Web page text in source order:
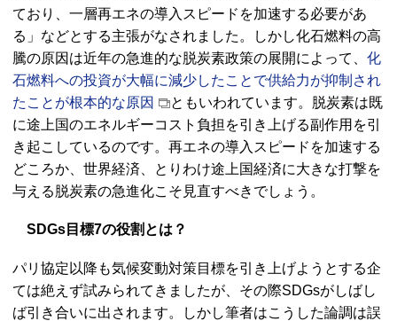
ており、一層再エネの導入スピードを加速する必要があ
る」などとする主張がなされました。しかし化石燃料の高
騰の原因は近年の急進的な脱炭素政策の展開によって、 化
石燃料への投資が大幅に減少したことで供給力が抑制され
たことが根本的な原因
ともいわれています。脱炭素は既
に途上国のエネルギーコスト負担を引き上げる副作用を引
き起こしているのです。再エネの導入スピードを加速する
どころか、世界経済、とりわけ途上国経済に大きな打撃を
与える脱炭素の急進化こそ見直すべきでしょう。
SDGs目標7の役割とは？
パリ協定以降も気候変動対策目標を引き上げようとする企
ては絶えず試みられてきましたが、その際SDGsがしばし
ば引き合いに出されます。しかし筆者はこうした論調は誤